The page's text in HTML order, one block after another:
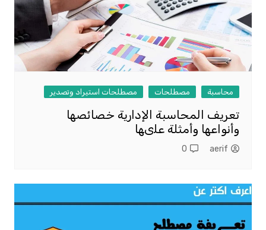
محاسبة مصطلحات مصطلحات استيراد وتصدير
تعريف المحاسبة الإدارية خصائصها
وأنواعها وأمثلة علىها
aerif
0